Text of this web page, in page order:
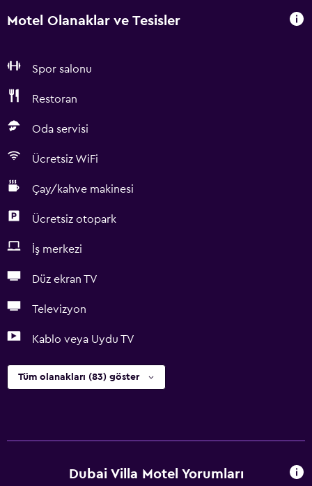
Motel Olanaklar ve Tesisler
Spor salonu
Restoran
Oda servisi
Ücretsiz WiFi
Çay/kahve makinesi
Ücretsiz otopark
İş merkezi
Düz ekran TV
Televizyon
Kablo veya Uydu TV
Tüm olanakları (83) göster
Dubai Villa Motel Yorumları